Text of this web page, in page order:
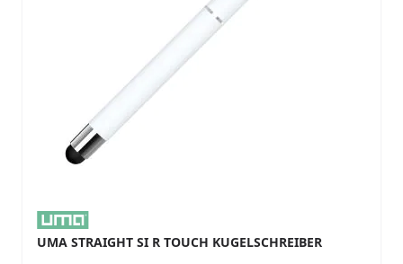
UMA STRAIGHT SI R TOUCH KUGELSCHREIBER